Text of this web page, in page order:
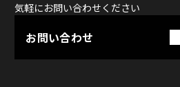
気軽にお問い合わせください
お問い合わせ